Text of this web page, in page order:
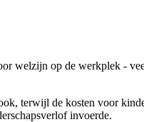
welzijn op de werkplek -
terwijl de kosten voor
invoerde.